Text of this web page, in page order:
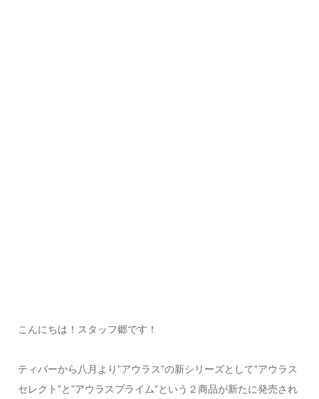
こんにちは！スタッフ郷です！
ティバーから八月より”アウラス”の新シリーズとして”アウラス
セレクト”と”アウラスプライム”という２商品が新たに発売され